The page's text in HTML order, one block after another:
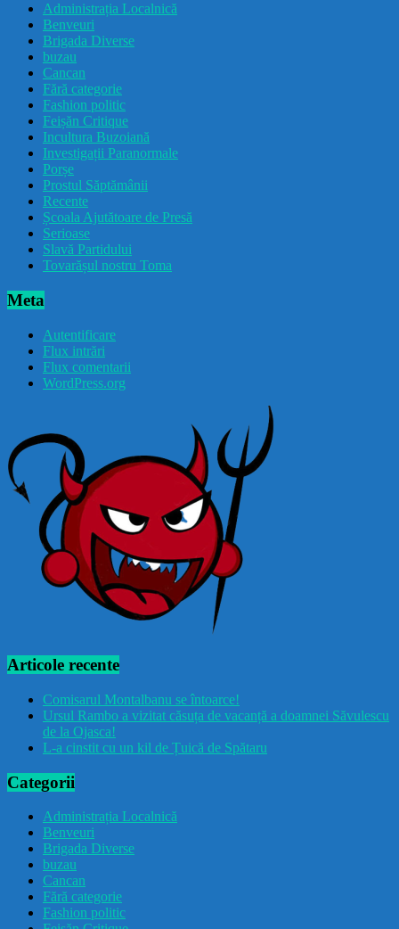
Administrația Localnică
Benveuri
Brigada Diverse
buzau
Cancan
Fără categorie
Fashion politic
Feișăn Critique
Incultura Buzoiană
Investigații Paranormale
Porșe
Prostul Săptămânii
Recente
Școala Ajutătoare de Presă
Serioase
Slavă Partidului
Tovarășul nostru Toma
Meta
Autentificare
Flux intrări
Flux comentarii
WordPress.org
Articole recente
Comisarul Montalbanu se întoarce!
Ursul Rambo a vizitat căsuța de vacanță a doamnei Săvulescu
de la Ojasca!
L-a cinstit cu un kil de Țuică de Spătaru
Categorii
Administrația Localnică
Benveuri
Brigada Diverse
buzau
Cancan
Fără categorie
Fashion politic